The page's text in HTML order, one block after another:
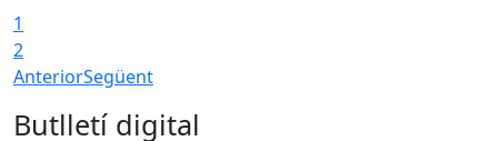
1
2
AnteriorSegüent
Butlletí digital